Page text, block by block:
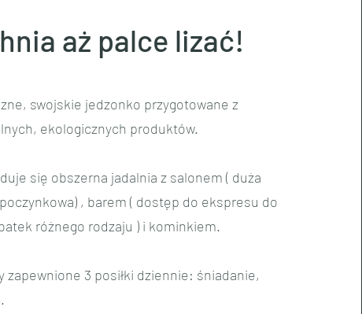
aż palce lizać!
swojskie jedzonko przygotowane z
ekologicznych produktów.
się obszerna jadalnia z salonem ( duża
, barem ( dostęp do ekspresu do
różnego rodzaju ) i kominkiem.
zapewnione 3 posiłki dziennie: śniadanie,